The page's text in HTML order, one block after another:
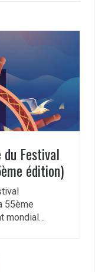
Festival
édition)
55ème
mondial…